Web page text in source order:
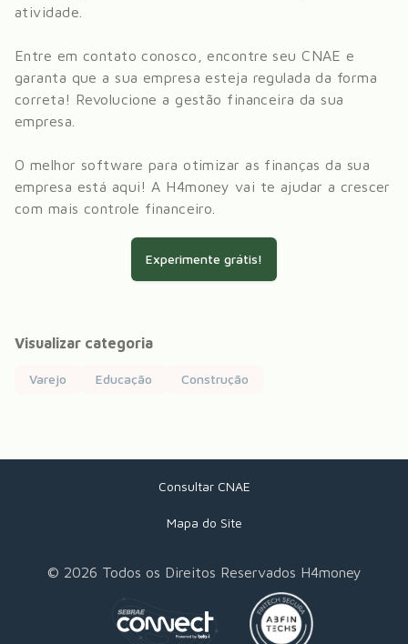
atividade.
Entre em contato conosco, encontre seu CNAE e
garanta que a sua empresa esteja regulada da forma
correta! Revolucione a gestão financeira da sua
empresa.
O melhor software para otimizar as finanças da sua
empresa está aqui! A H4money vai te ajudar a crescer
com mais controle financeiro.
Experimente grátis!
Visualizar categoria
Varejo Educação Construção
Consultar CNAE
Mapa do Site
© 2026 Todos os Direitos Reservados H4money